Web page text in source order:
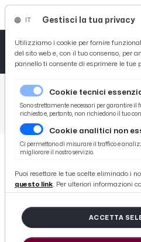
/
/ Monticelli
/ Monticelli-Recanatese 2-0, la
Monticelli-
di Stallone post
Gestisci la tua privacy
Utilizziamo i cookie per fornire
del sito web e, con il tuo consenso, per
pannello ti consente di esprimere le tue
Cookie tecnici
Sono strettamente necessari per garantire
richiesto e, pertanto, non richiedono il tuo
Cookie analitici non
Ci permettono di misurare il traffico e
migliorare il nostro servizio.
Puoi resettare le tue scelte eliminado i
questo link. Per ulteriori informazioni
ACCETTA
Tutto News
Tutto Sport
Basket
Ciclismo
Tutto Curiosità